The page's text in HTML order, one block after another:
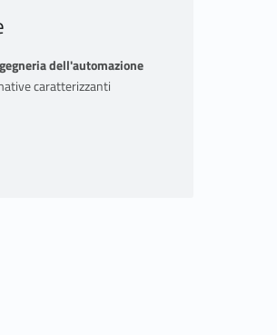
dell'automazione
caratterizzanti